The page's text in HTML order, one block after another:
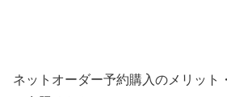
ネットオーダー予約購入のメリット